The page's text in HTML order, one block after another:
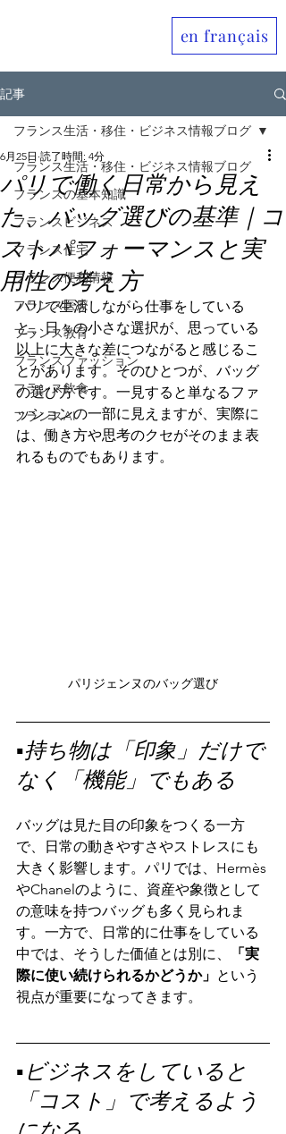
en français
記事
フランス生活・移住・ビジネス情報ブログ
フランスの基本知識
フランスビジネス
フランス住宅
フランス便利情報
フランス医療
フランス教育
フランスファッション
フランス飲食
フランスAI
フランス生活・移住・ビジネス情報ブログ
パリで働く日常から見え
た、バッグ選びの基準｜コ
ストパフォーマンスと実
用性の考え方
6月25日 読了時間: 4分
パリで生活しながら仕事をしている
と、日々の小さな選択が、思っている
以上に大きな差につながると感じるこ
とがあります。そのひとつが、バッグ
の選び方です。一見すると単なるファ
ッションの一部に見えますが、実際に
は、働き方や思考のクセがそのまま表
れるものでもあります。
パリジェンヌのバッグ選び
▪️持ち物は「印象」だけで
なく「機能」でもある
バッグは見た目の印象をつくる一方
で、日常の動きやすさやストレスにも
大きく影響します。パリでは、Hermès
やChanelのように、資産や象徴として
の意味を持つバッグも多く見られま
す。一方で、日常的に仕事をしている
中では、そうした価値とは別に、
「実
際に使い続けられるかどうか」 という
視点が重要になってきます。
▪️ビジネスをしていると
「コスト」で考えるよう